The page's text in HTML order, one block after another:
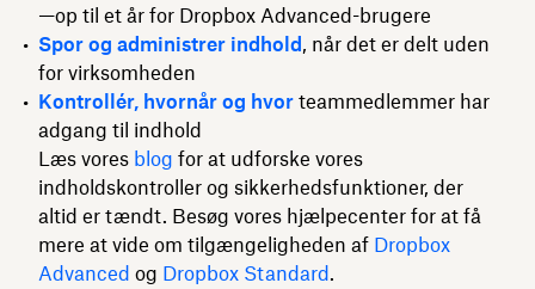
—op til et år for Dropbox Advanced-brugere
Spor og administrer indhold , når det er delt uden
for virksomheden
Kontrollér, hvornår og hvor teammedlemmer har
adgang til indhold
Læs vores blog for at udforske vores
indholdskontroller og sikkerhedsfunktioner, der
altid er tændt. Besøg vores hjælpecenter for at få
mere at vide om tilgængeligheden af Dropbox
Advanced og Dropbox Standard .